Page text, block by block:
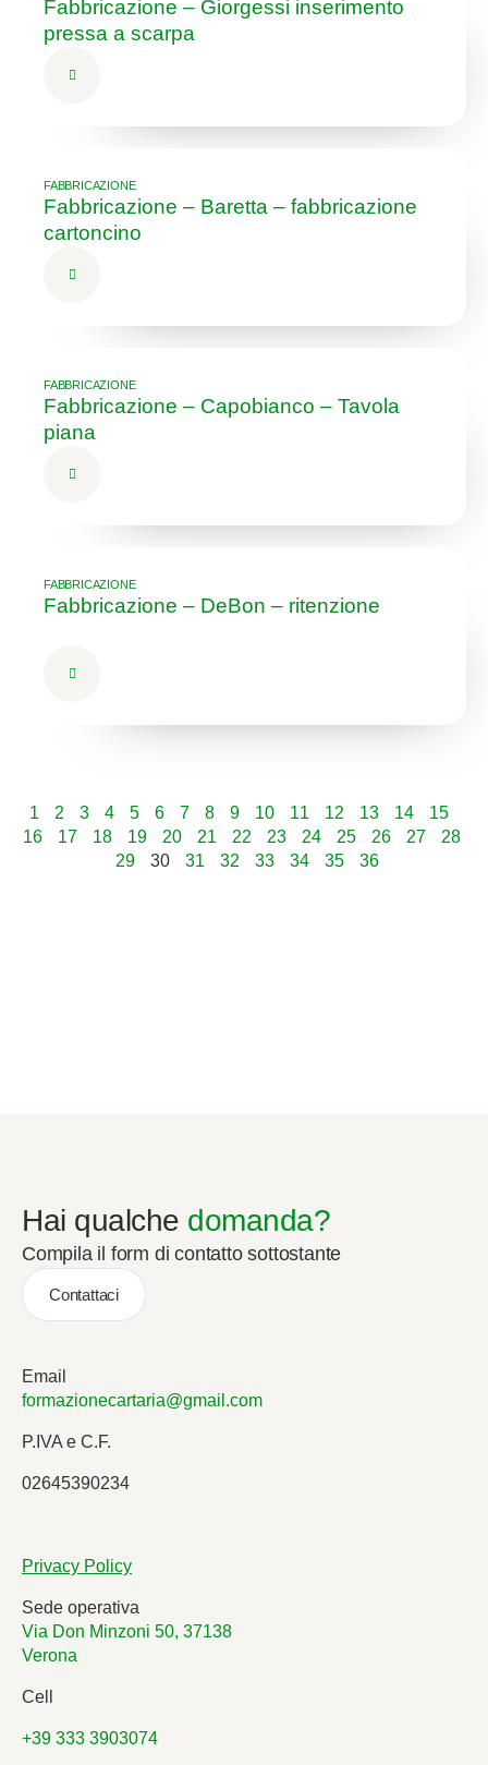
Fabbricazione – Giorgessi inserimento
pressa a scarpa
FABBRICAZIONE
Fabbricazione – Baretta – fabbricazione
cartoncino
FABBRICAZIONE
Fabbricazione – Capobianco – Tavola
piana
FABBRICAZIONE
Fabbricazione – DeBon – ritenzione
1 2 3 4 5 6 7 8 9 10 11 12 13 14
15
16
17 18 19 20 21 22 23 24 25 26 27
28
29
30 31 32 33 34 35 36
Hai qualche domanda?
Compila il form di contatto sottostante
Contattaci
Email
formazionecartaria@gmail.com
P.IVA e C.F.
02645390234
Privacy Policy
Sede operativa
Via Don Minzoni 50, 37138
Verona
Cell
+39 333 3903074